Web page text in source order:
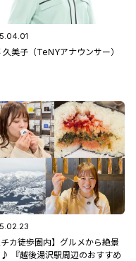
久美子（TeNYアナウンサー）
チカ徒歩圏内】グルメから絶景
♪ 『越後湯沢駅周辺のおすすめ